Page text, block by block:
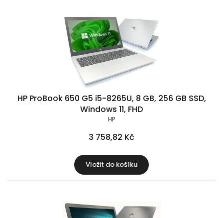
HP ProBook 650 G5 i5-8265U, 8 GB, 256 GB SSD,
Windows 11, FHD
HP
3 758,82 Kč
Vložit do košíku